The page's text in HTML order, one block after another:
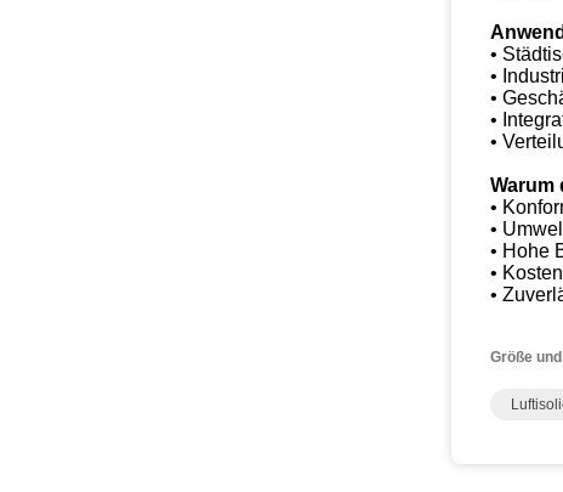
•
•
•
•
•
Warum
•
•
• Hohe
•
•
Größe und